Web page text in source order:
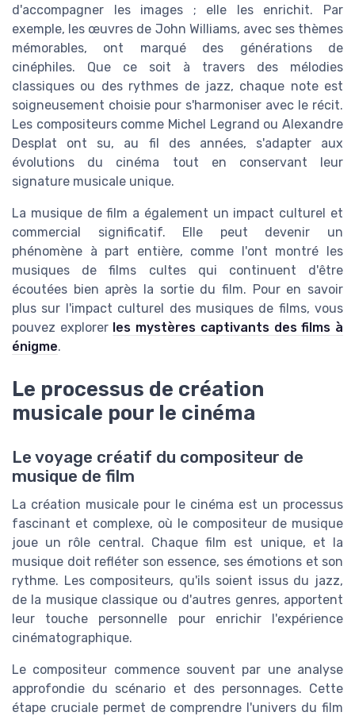
d'accompagner les images ; elle les enrichit. Par
exemple, les œuvres de John Williams, avec ses thèmes
mémorables, ont marqué des générations de
cinéphiles. Que ce soit à travers des mélodies
classiques ou des rythmes de jazz, chaque note est
soigneusement choisie pour s'harmoniser avec le récit.
Les compositeurs comme Michel Legrand ou Alexandre
Desplat ont su, au fil des années, s'adapter aux
évolutions du cinéma tout en conservant leur
signature musicale unique.
La musique de film a également un impact culturel et
commercial significatif. Elle peut devenir un
phénomène à part entière, comme l'ont montré les
musiques de films cultes qui continuent d'être
écoutées bien après la sortie du film. Pour en savoir
plus sur l'impact culturel des musiques de films, vous
pouvez explorer les mystères captivants des films à
énigme.
Le processus de création
musicale pour le cinéma
Le voyage créatif du compositeur de
musique de film
La création musicale pour le cinéma est un processus
fascinant et complexe, où le compositeur de musique
joue un rôle central. Chaque film est unique, et la
musique doit refléter son essence, ses émotions et son
rythme. Les compositeurs, qu'ils soient issus du jazz,
de la musique classique ou d'autres genres, apportent
leur touche personnelle pour enrichir l'expérience
cinématographique.
Le compositeur commence souvent par une analyse
approfondie du scénario et des personnages. Cette
étape cruciale permet de comprendre l'univers du film